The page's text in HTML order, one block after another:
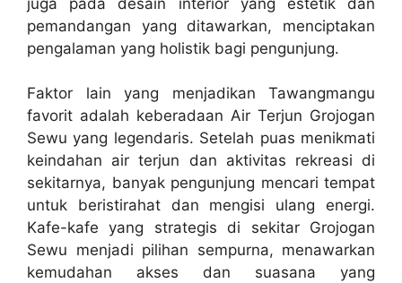
pemandangan yang ditawarkan, menciptakan
pengalaman yang holistik bagi pengunjung.
Faktor lain yang menjadikan Tawangmangu
favorit adalah keberadaan Air Terjun Grojogan
Sewu yang legendaris. Setelah puas menikmati
keindahan air terjun dan aktivitas rekreasi di
sekitarnya, banyak pengunjung mencari tempat
untuk beristirahat dan mengisi ulang energi.
Kafe-kafe yang strategis di sekitar Grojogan
Sewu menjadi pilihan sempurna, menawarkan
kemudahan akses dan suasana yang